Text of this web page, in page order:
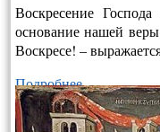
Воскресение
основание нашей
Воскресе! –
Подробнее…